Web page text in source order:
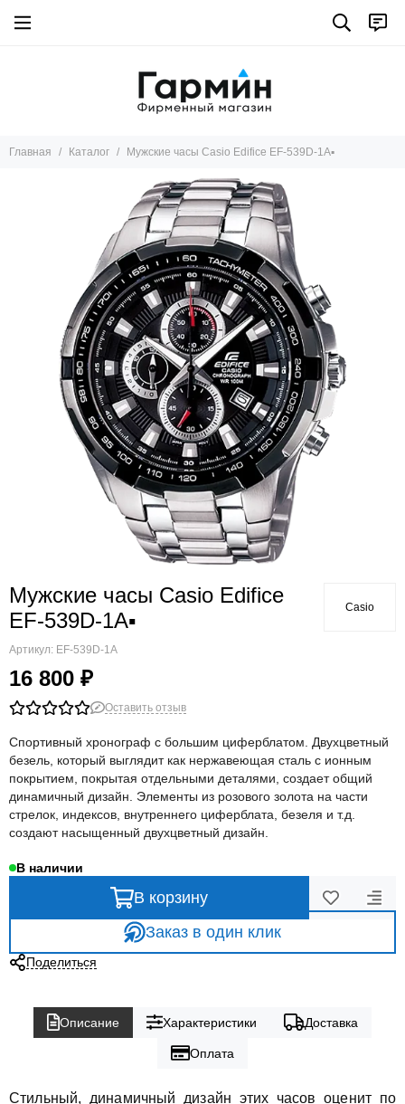
Главная Каталог Мужские часы Casio Edifice EF-539D-1A▪
Мужские часы Casio Edifice
EF-539D-1A▪
Артикул: EF-539D-1A
16 800 ₽
Casio
Оставить отзыв
Спортивный хронограф с большим циферблатом. Двухцветный
безель, который выглядит как нержавеющая сталь с ионным
покрытием, покрытая отдельными деталями, создает общий
динамичный дизайн. Элементы из розового золота на части
стрелок, индексов, внутреннего циферблата, безеля и т.д.
создают насыщенный двухцветный дизайн.
В наличии
В корзину
Заказ в один клик
Поделиться
Описание Характеристики Доставка
Оплата
Стильный, динамичный дизайн этих часов оценит по